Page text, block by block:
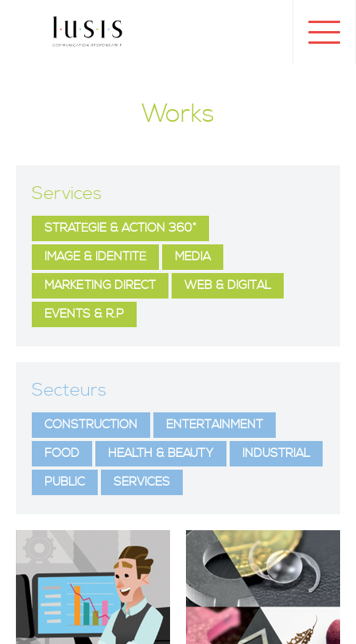
Works
Services
STRATÉGIE & ACTION 360°
IMAGE & IDENTITÉ
MEDIA
MARKETING DIRECT
WEB & DIGITAL
EVENTS & R.P
Secteurs
CONSTRUCTION
ENTERTAINMENT
FOOD
HEALTH & BEAUTY
INDUSTRIAL
PUBLIC
SERVICES